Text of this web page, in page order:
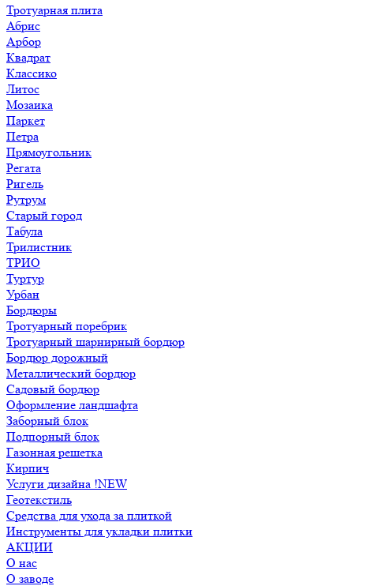
Тротуарная плита
Абрис
Арбор
Квадрат
Классико
Литос
Мозаика
Паркет
Петра
Прямоугольник
Регата
Ригель
Рутрум
Старый город
Табула
Трилистник
ТРИО
Туртур
Урбан
Бордюры
Тротуарный поребрик
Тротуарный шарнирный бордюр
Бордюр дорожный
Металлический бордюр
Садовый бордюр
Оформление ландшафта
Заборный блок
Подпорный блок
Газонная решетка
Кирпич
Услуги дизайна !NEW
Геотекстиль
Средства для ухода за плиткой
Инструменты для укладки плитки
АКЦИИ
О нас
О заводе